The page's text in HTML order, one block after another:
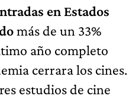
en Estados
más de un 33%
año completo
cerrara los cines.
estudios de cine